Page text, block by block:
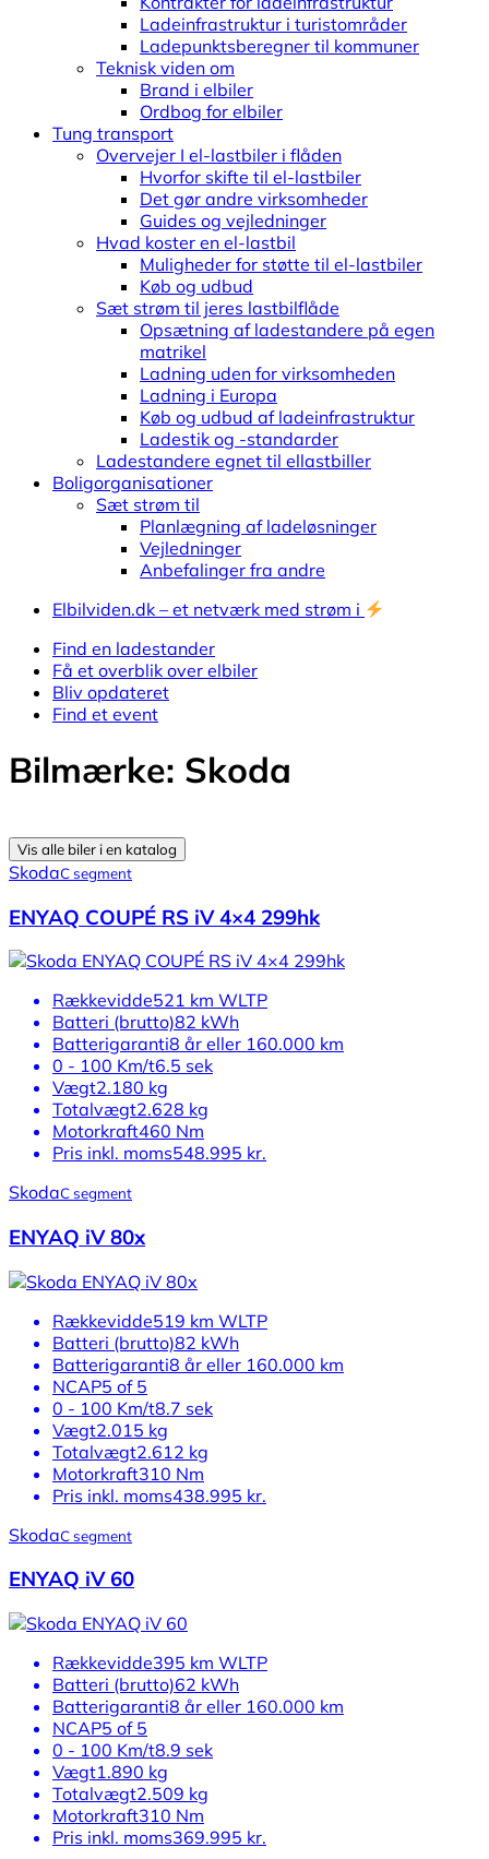
Ladeinfrastruktur i turistområder
Ladepunktsberegner til kommuner
Teknisk viden om
Brand i elbiler
Ordbog for elbiler
Tung transport
Overvejer I el-lastbiler i flåden
Hvorfor skifte til el-lastbiler
Det gør andre virksomheder
Guides og vejledninger
Hvad koster en el-lastbil
Muligheder for støtte til el-lastbiler
Køb og udbud
Sæt strøm til jeres lastbilflåde
Opsætning af ladestandere på egen
matrikel
Ladning uden for virksomheden
Ladning i Europa
Køb og udbud af ladeinfrastruktur
Ladestik og -standarder
Ladestandere egnet til ellastbiller
Boligorganisationer
Sæt strøm til
Planlægning af ladeløsninger
Vejledninger
Anbefalinger fra andre
Elbilviden.dk – et netværk med strøm i
Find en ladestander
Få et overblik over elbiler
Bliv opdateret
Find et event
Bilmærke: Skoda
Vis alle biler i en katalog
SkodaC segment
ENYAQ COUPÉ RS iV 4×4 299hk
Rækkevidde521 km WLTP
Batteri (brutto)82 kWh
Batterigaranti8 år eller 160.000 km
0 - 100 Km/t6.5 sek
Vægt2.180 kg
Totalvægt2.628 kg
Motorkraft460 Nm
Pris inkl. moms548.995 kr.
SkodaC segment
ENYAQ iV 80x
Rækkevidde519 km WLTP
Batteri (brutto)82 kWh
Batterigaranti8 år eller 160.000 km
NCAP5 of 5
0 - 100 Km/t8.7 sek
Vægt2.015 kg
Totalvægt2.612 kg
Motorkraft310 Nm
Pris inkl. moms438.995 kr.
SkodaC segment
ENYAQ iV 60
Rækkevidde395 km WLTP
Batteri (brutto)62 kWh
Batterigaranti8 år eller 160.000 km
NCAP5 of 5
0 - 100 Km/t8.9 sek
Vægt1.890 kg
Totalvægt2.509 kg
Motorkraft310 Nm
Pris inkl. moms369.995 kr.